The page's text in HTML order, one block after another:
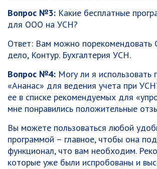
Вопрос №3: Какие бесплатные
для ООО на УСН?
Ответ: Вам можно порекомендовать
дело, Контур. Бухгалтерия УСН.
Вопрос №4: Могу ли я использовать
«Ананас» для ведения учета при
ее в списке рекомендуемых для
мне понравились положительные
Вы можете пользоваться любой
программой – главное, чтобы она
функционал, что вам необходим.
которые уже были испробованы и